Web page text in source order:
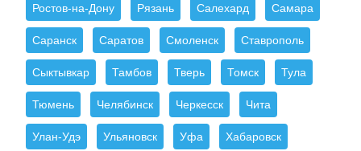
Ростов-на-Дону Рязань Салехард Самара
Саранск Саратов Смоленск Ставрополь
Сыктывкар Тамбов Тверь Томск Тула
Тюмень Челябинск Черкесск Чита
Улан-Удэ Ульяновск Уфа Хабаровск